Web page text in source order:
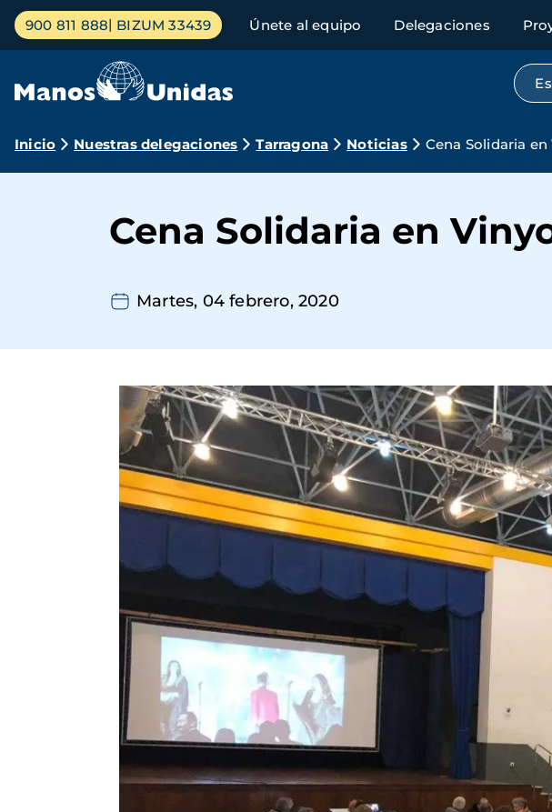
Pasar
contenido
Menú
principal
900 811 888 BIZUM 33439 Únete al equipo Delegaciones
Ruta
navegación
Inicio Nuestras delegaciones Tarragona Noticias Cena Solidaria
Cena Solidaria en
Martes, 04 febrero, 2020